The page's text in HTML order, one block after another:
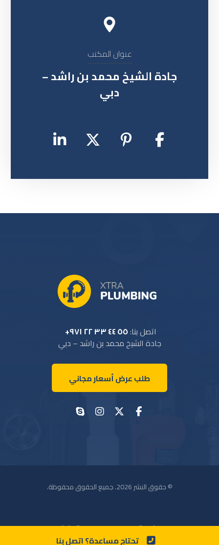
عنوان المكتب
جادة الشيخ محمد بن راشد –
دبي
اتصل بنا:٥٥ ٤٤ ٣٣ ٢٢ ٩٧١+
جادة الشيخ محمد بن راشد – دبي
طلب عرض أسعار مجاني
© حقوق النشر 2026. جميع الحقوق محفوظة.
سياسة الخصوصية الإعلانات
تحتاج مساعدة؟ اتصل بنا